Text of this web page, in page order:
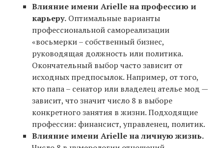
Влияние имени Arielle на профессию и
карьеру. Оптимальные варианты
профессиональной самореализации
«восьмерки – собственный бизнес,
руководящая должность или политика.
Окончательный выбор часто зависит от
исходных предпосылок. Например, от того,
кто папа – сенатор или владелец ателье мод —
зависит, что значит число 8 в выборе
конкретного занятия в жизни. Подходящие
профессии: финансист, управленец, политик.
Влияние имени Arielle на личную жизнь.